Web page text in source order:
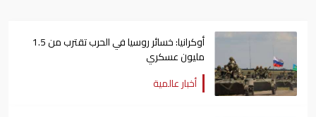
أوكرانيا: خسائر روسيا في الحرب تقترب من 1.5
مليون عسكري
أخبار عالمية